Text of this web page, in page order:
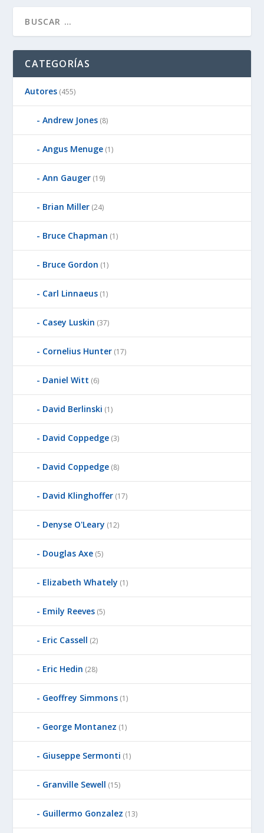
CATEGORÍAS
Autores (455)
Andrew Jones (8)
Angus Menuge (1)
Ann Gauger (19)
Brian Miller (24)
Bruce Chapman (1)
Bruce Gordon (1)
Carl Linnaeus (1)
Casey Luskin (37)
Cornelius Hunter (17)
Daniel Witt (6)
David Berlinski (1)
David Coppedge (3)
David Coppedge (8)
David Klinghoffer (17)
Denyse O'Leary (12)
Douglas Axe (5)
Elizabeth Whately (1)
Emily Reeves (5)
Eric Cassell (2)
Eric Hedin (28)
Geoffrey Simmons (1)
George Montanez (1)
Giuseppe Sermonti (1)
Granville Sewell (15)
Guillermo Gonzalez (13)